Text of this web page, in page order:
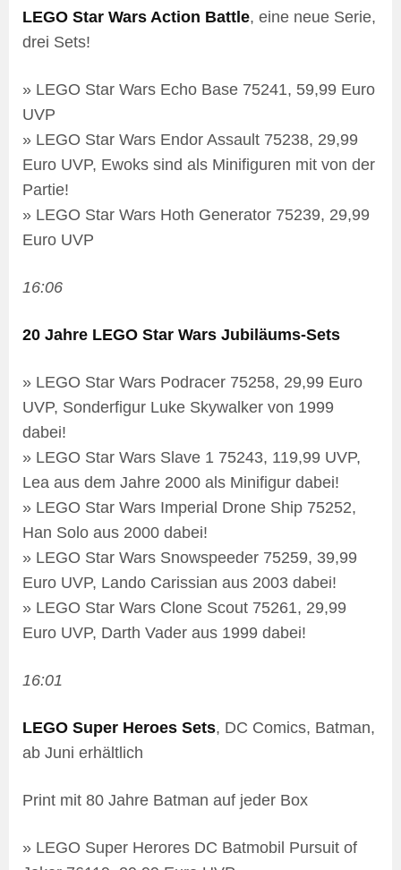
LEGO Star Wars Action Battle, eine neue Serie,
drei Sets!
» LEGO Star Wars Echo Base 75241, 59,99 Euro
UVP
» LEGO Star Wars Endor Assault 75238, 29,99
Euro UVP, Ewoks sind als Minifiguren mit von der
Partie!
» LEGO Star Wars Hoth Generator 75239, 29,99
Euro UVP
16:06
20 Jahre LEGO Star Wars Jubiläums-Sets
» LEGO Star Wars Podracer 75258, 29,99 Euro
UVP, Sonderfigur Luke Skywalker von 1999
dabei!
» LEGO Star Wars Slave 1 75243, 119,99 UVP,
Lea aus dem Jahre 2000 als Minifigur dabei!
» LEGO Star Wars Imperial Drone Ship 75252,
Han Solo aus 2000 dabei!
» LEGO Star Wars Snowspeeder 75259, 39,99
Euro UVP, Lando Carissian aus 2003 dabei!
» LEGO Star Wars Clone Scout 75261, 29,99
Euro UVP, Darth Vader aus 1999 dabei!
16:01
LEGO Super Heroes Sets, DC Comics, Batman,
ab Juni erhältlich
Print mit 80 Jahre Batman auf jeder Box
» LEGO Super Herores DC Batmobil Pursuit of